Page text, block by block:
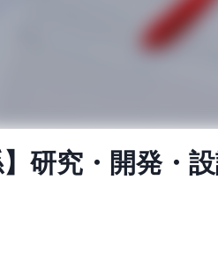
研究・開発・